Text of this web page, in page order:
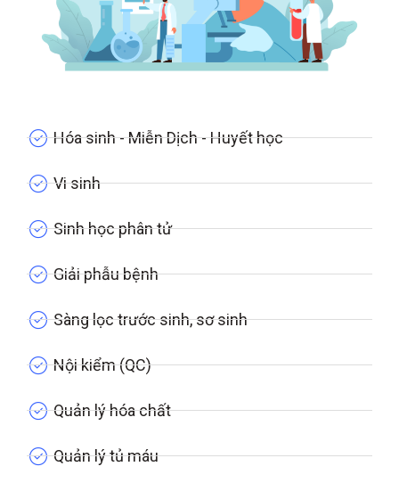
Hóa sinh - Miễn Dịch - Huyết học
Vi sinh
Sinh học phân tử
Giải phẫu bệnh
Sàng lọc trước sinh, sơ sinh
Nội kiểm (QC)
Quản lý hóa chất
Quản lý tủ máu